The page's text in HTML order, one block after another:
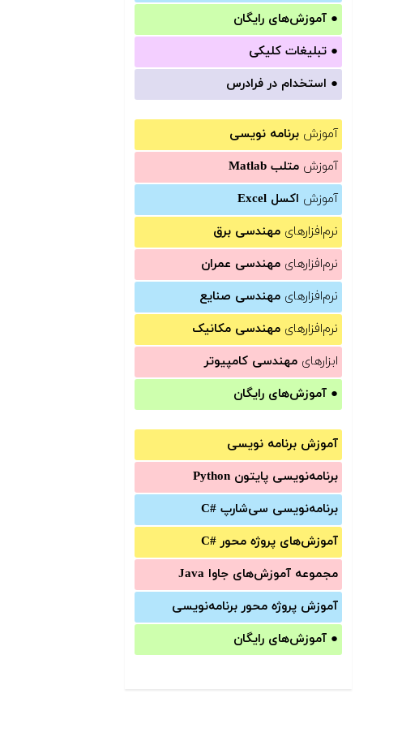
● آموزش‌های رایگان
● تبلیغات کلیکی
● استخدام در فرادرس
آموزش برنامه نویسی
آموزش متلب Matlab
آموزش اکسل Excel
نرم‌افزارهای مهندسی برق
نرم‌افزارهای مهندسی عمران
نرم‌افزارهای مهندسی صنایع
نرم‌افزارهای مهندسی مکانیک
ابزارهای مهندسی کامپیوتر
● آموزش‌های رایگان
آموزش برنامه نویسی
برنامه‌نویسی پایتون Python
برنامه‌‌نویسی سی‌شارپ C#‎
آموزش‌های پروژه محور #C
مجموعه آموزش‌های جاوا Java
آموزش‌ پروژه محور برنامه‌نویسی
● آموزش‌های رایگان